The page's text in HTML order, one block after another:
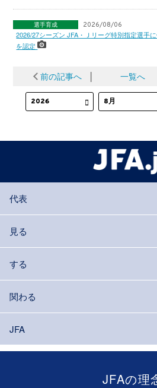
選手育成 2026/08/06
2026/27シーズン JFA・Ｊリーグ特別指定選手
を認定
前の記事へ │ 一覧へ
代表
見る
する
関わる
JFA
JFAの理